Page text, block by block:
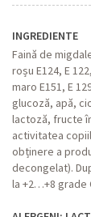
INGREDIENTE
Faină de
roșu E124, E
maro E151, E
glucoză, apă,
lactoză, fructe
activitatea
obținere a
decongelat).
la +2…+8 grade